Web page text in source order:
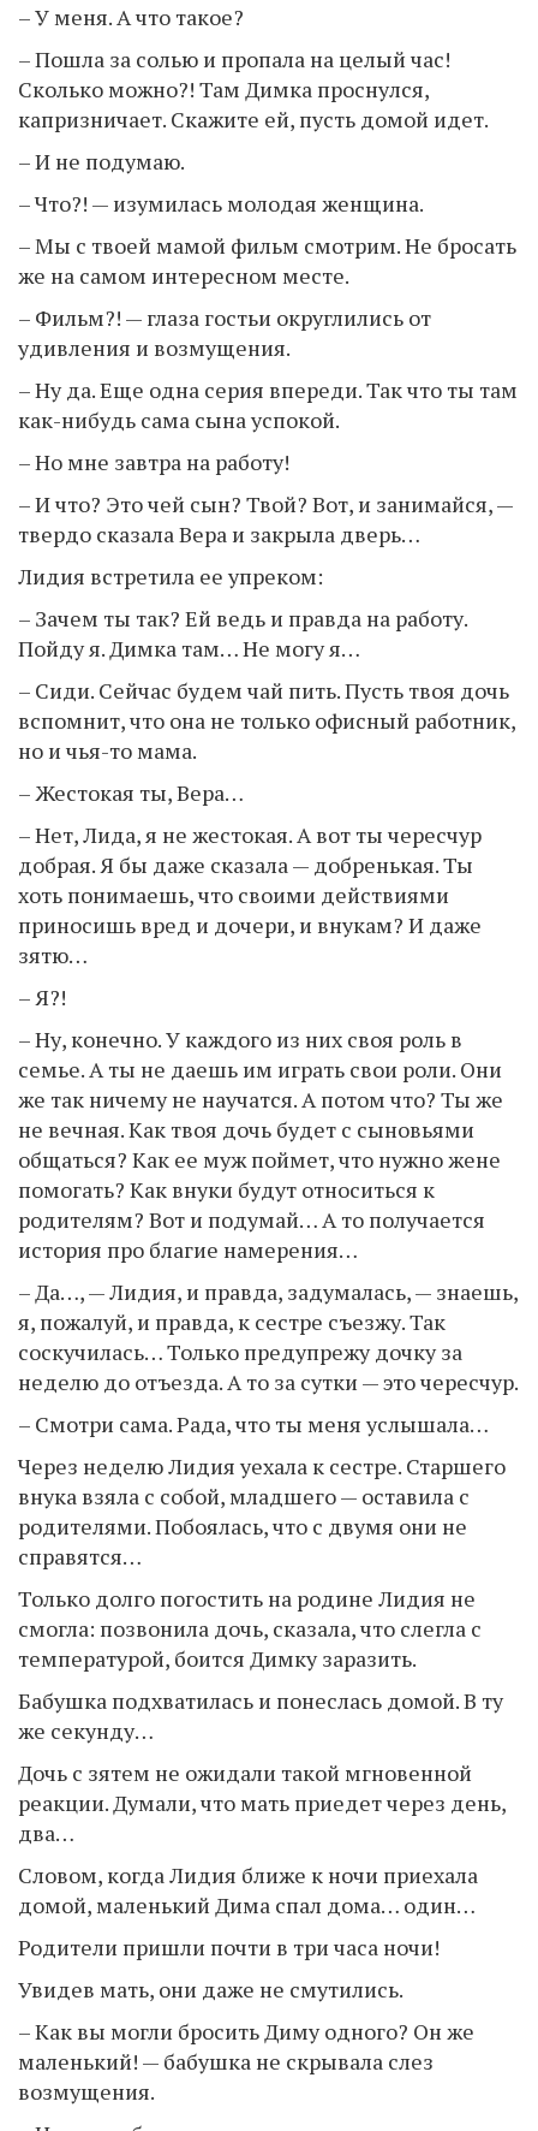
– У меня. А что такое?
– Пошла за солью и пропала на целый час!
Сколько можно?! Там Димка проснулся,
капризничает. Скажите ей, пусть домой идет.
– И не подумаю.
– Что?! — изумилась молодая женщина.
– Мы с твоей мамой фильм смотрим. Не бросать
же на самом интересном месте.
– Фильм?! — глаза гостьи округлились от
удивления и возмущения.
– Ну да. Еще одна серия впереди. Так что ты там
как-нибудь сама сына успокой.
– Но мне завтра на работу!
– И что? Это чей сын? Твой? Вот, и занимайся, —
твердо сказала Вера и закрыла дверь…
Лидия встретила ее упреком:
– Зачем ты так? Ей ведь и правда на работу.
Пойду я. Димка там… Не могу я…
– Сиди. Сейчас будем чай пить. Пусть твоя дочь
вспомнит, что она не только офисный работник,
но и чья-то мама.
– Жестокая ты, Вера…
– Нет, Лида, я не жестокая. А вот ты чересчур
добрая. Я бы даже сказала — добренькая. Ты
хоть понимаешь, что своими действиями
приносишь вред и дочери, и внукам? И даже
зятю…
– Я?!
– Ну, конечно. У каждого из них своя роль в
семье. А ты не даешь им играть свои роли. Они
же так ничему не научатся. А потом что? Ты же
не вечная. Как твоя дочь будет с сыновьями
общаться? Как ее муж поймет, что нужно жене
помогать? Как внуки будут относиться к
родителям? Вот и подумай… А то получается
история про благие намерения…
– Да…, — Лидия, и правда, задумалась, — знаешь,
я, пожалуй, и правда, к сестре съезжу. Так
соскучилась… Только предупрежу дочку за
неделю до отъезда. А то за сутки — это чересчур.
– Смотри сама. Рада, что ты меня услышала…
Через неделю Лидия уехала к сестре. Старшего
внука взяла с собой, младшего — оставила с
родителями. Побоялась, что с двумя они не
справятся…
Только долго погостить на родине Лидия не
смогла: позвонила дочь, сказала, что слегла с
температурой, боится Димку заразить.
Бабушка подхватилась и понеслась домой. В ту
же секунду…
Дочь с зятем не ожидали такой мгновенной
реакции. Думали, что мать приедет через день,
два…
Словом, когда Лидия ближе к ночи приехала
домой, маленький Дима спал дома… один…
Родители пришли почти в три часа ночи!
Увидев мать, они даже не смутились.
– Как вы могли бросить Диму одного? Он же
маленький! — бабушка не скрывала слез
возмущения.